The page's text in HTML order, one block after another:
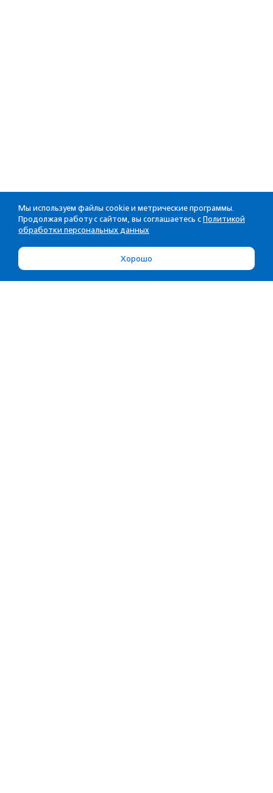
Мы используем файлы cookie и метрические программы.
Продолжая работу с сайтом, вы соглашаетесь с Политикой
обработки персональных данных
Хорошо